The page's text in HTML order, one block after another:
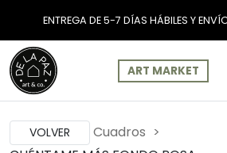
ENTREGA DE 5-7 DÍAS HÁBILES Y
ART MARKET
VOLVER
Cuadros